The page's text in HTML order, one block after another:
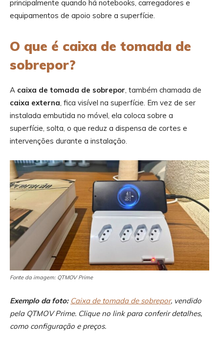
principalmente quando há notebooks, carregadores e
equipamentos de apoio sobre a superfície.
O que é caixa de tomada de
sobrepor?
A caixa de tomada de sobrepor, também chamada de
caixa externa, fica visível na superfície. Em vez de ser
instalada embutida no móvel, ela coloca sobre a
superfície, solta, o que reduz a dispensa de cortes e
intervenções durante a instalação.
Fonte da imagem: QTMOV Prime
Exemplo da foto: Caixa de tomada de sobrepor, vendido
pela QTMOV Prime. Clique no link para conferir detalhes,
como configuração e preços.